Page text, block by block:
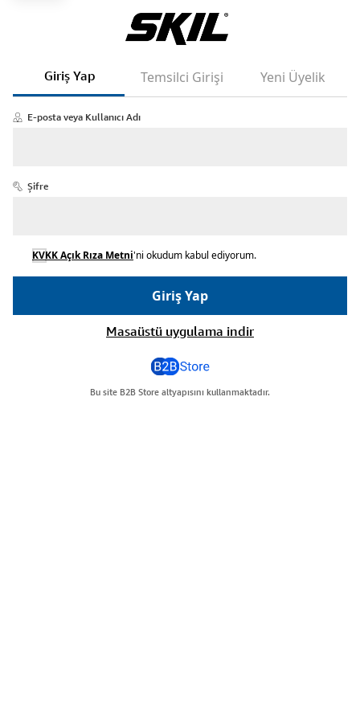
Giriş Yap Temsilci Girişi Yeni Üyelik
E-posta veya Kullanıcı Adı
Şifre
KVKK Açık Rıza Metni'ni okudum kabul ediyorum.
Giriş Yap
Masaüstü uygulama indir
Bu site B2B Store altyapısını kullanmaktadır.